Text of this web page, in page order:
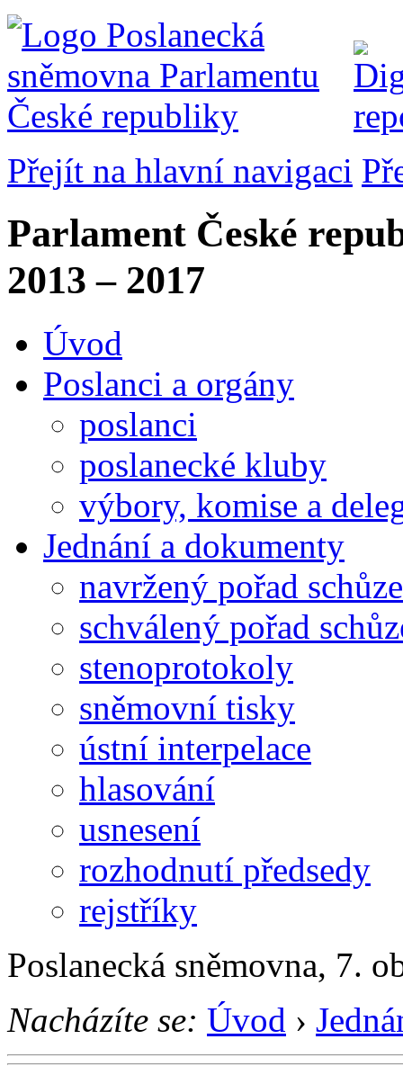
Přejít na hlavní navigaci
Parlament České
2013 – 2017
Úvod
Poslanci a orgány
poslanci
poslanecké kluby
výbory, komise a
Jednání a dokumenty
navržený pořad schůze
schválený pořad
stenoprotokoly
sněmovní tisky
ústní interpelace
hlasování
usnesení
rozhodnutí předsedy
rejstříky
Poslanecká sněmovna, 7.
Nacházíte se: Úvod ›